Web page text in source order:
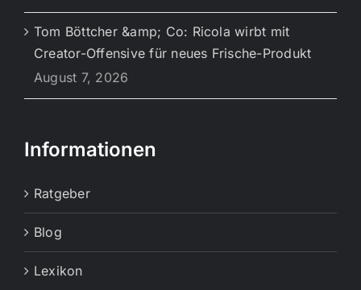
Tom Böttcher &amp; Co: Ricola wirbt mit
Creator-Offensive für neues Frische-Produkt
August 7, 2026
Informationen
Ratgeber
Blog
Lexikon